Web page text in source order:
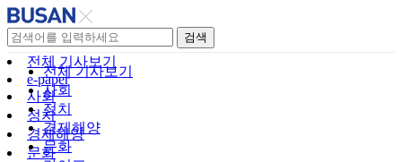
검색
전체 기사보기
사회
정치
경제해양
문화
전체 기사보기
e-paper
사회
정치
경제해양
문화